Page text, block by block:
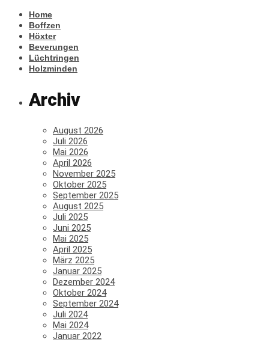
Home
Boffzen
Höxter
Beverungen
Lüchtringen
Holzminden
Archiv
August 2026
Juli 2026
Mai 2026
April 2026
November 2025
Oktober 2025
September 2025
August 2025
Juli 2025
Juni 2025
Mai 2025
April 2025
März 2025
Januar 2025
Dezember 2024
Oktober 2024
September 2024
Juli 2024
Mai 2024
Januar 2022